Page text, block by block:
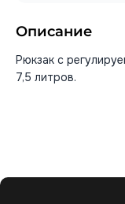
Описание
Рюкзак с
7,5 литров.